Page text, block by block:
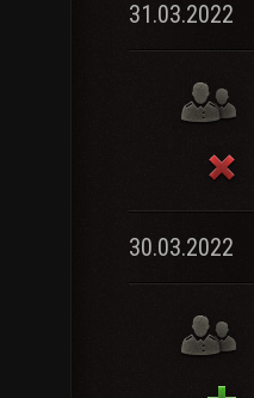
31.03.2022
30.03.2022